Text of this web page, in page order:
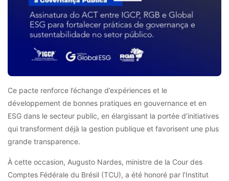
Ce pacte renforce l’échange d’expériences et le
développement de bonnes pratiques en gouvernance et en
ESG dans le secteur public, en élargissant la portée d’initiatives
qui transforment déjà la gestion publique et favorisent une plus
grande transparence.
À cette occasion, Augusto Nardes, ministre de la Cour des
Comptes Fédérale du Brésil (TCU), a été honoré par l’Institut